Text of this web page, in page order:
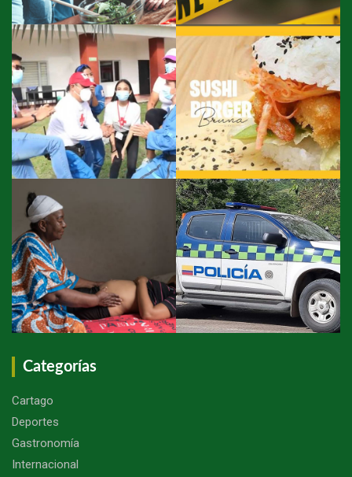
Categorías
Cartago
Deportes
Gastronomía
Internacional